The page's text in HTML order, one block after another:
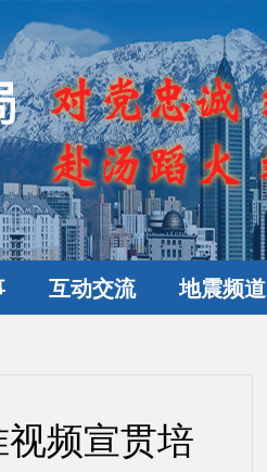
互动交流 地震频道
频宣贯培